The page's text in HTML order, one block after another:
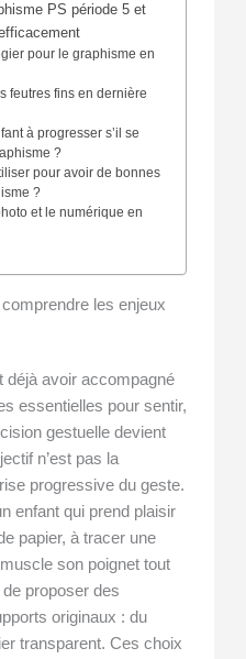
PS période 5 et
pour le graphisme en
feutres fins en dernière
à progresser s’il se
?
pour avoir de bonnes
?
et le numérique en
les enjeux
déjà avoir accompagné
essentielles pour sentir,
gestuelle devient
n’est pas la
progressive du geste.
enfant qui prend plaisir
papier, à tracer une
son poignet tout
proposer des
originaux : du
transparent. Ces choix